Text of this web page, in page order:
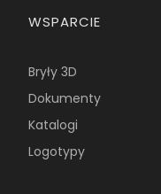
WSPARCIE
Bryły 3D
Dokumenty
Katalogi
Logotypy